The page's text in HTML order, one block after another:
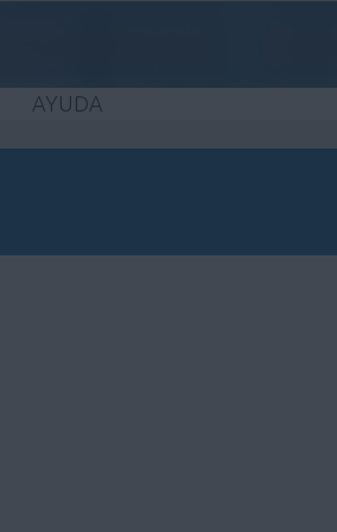
AYUDA